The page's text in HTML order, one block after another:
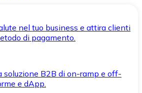
nel tuo business e attira clienti
di pagamento.
soluzione B2B di on-ramp e off-
e dApp.